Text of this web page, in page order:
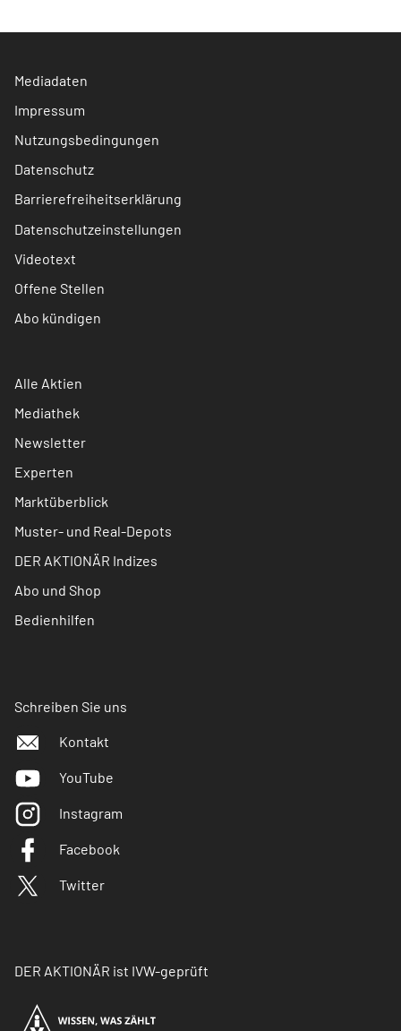
Mediadaten
Impressum
Nutzungsbedingungen
Datenschutz
Barrierefreiheitserklärung
Datenschutzeinstellungen
Videotext
Offene Stellen
Abo kündigen
Alle Aktien
Mediathek
Newsletter
Experten
Marktüberblick
Muster- und Real-Depots
DER AKTIONÄR Indizes
Abo und Shop
Bedienhilfen
Schreiben Sie uns
Kontakt
YouTube
Instagram
Facebook
Twitter
DER AKTIONÄR ist IVW-geprüft